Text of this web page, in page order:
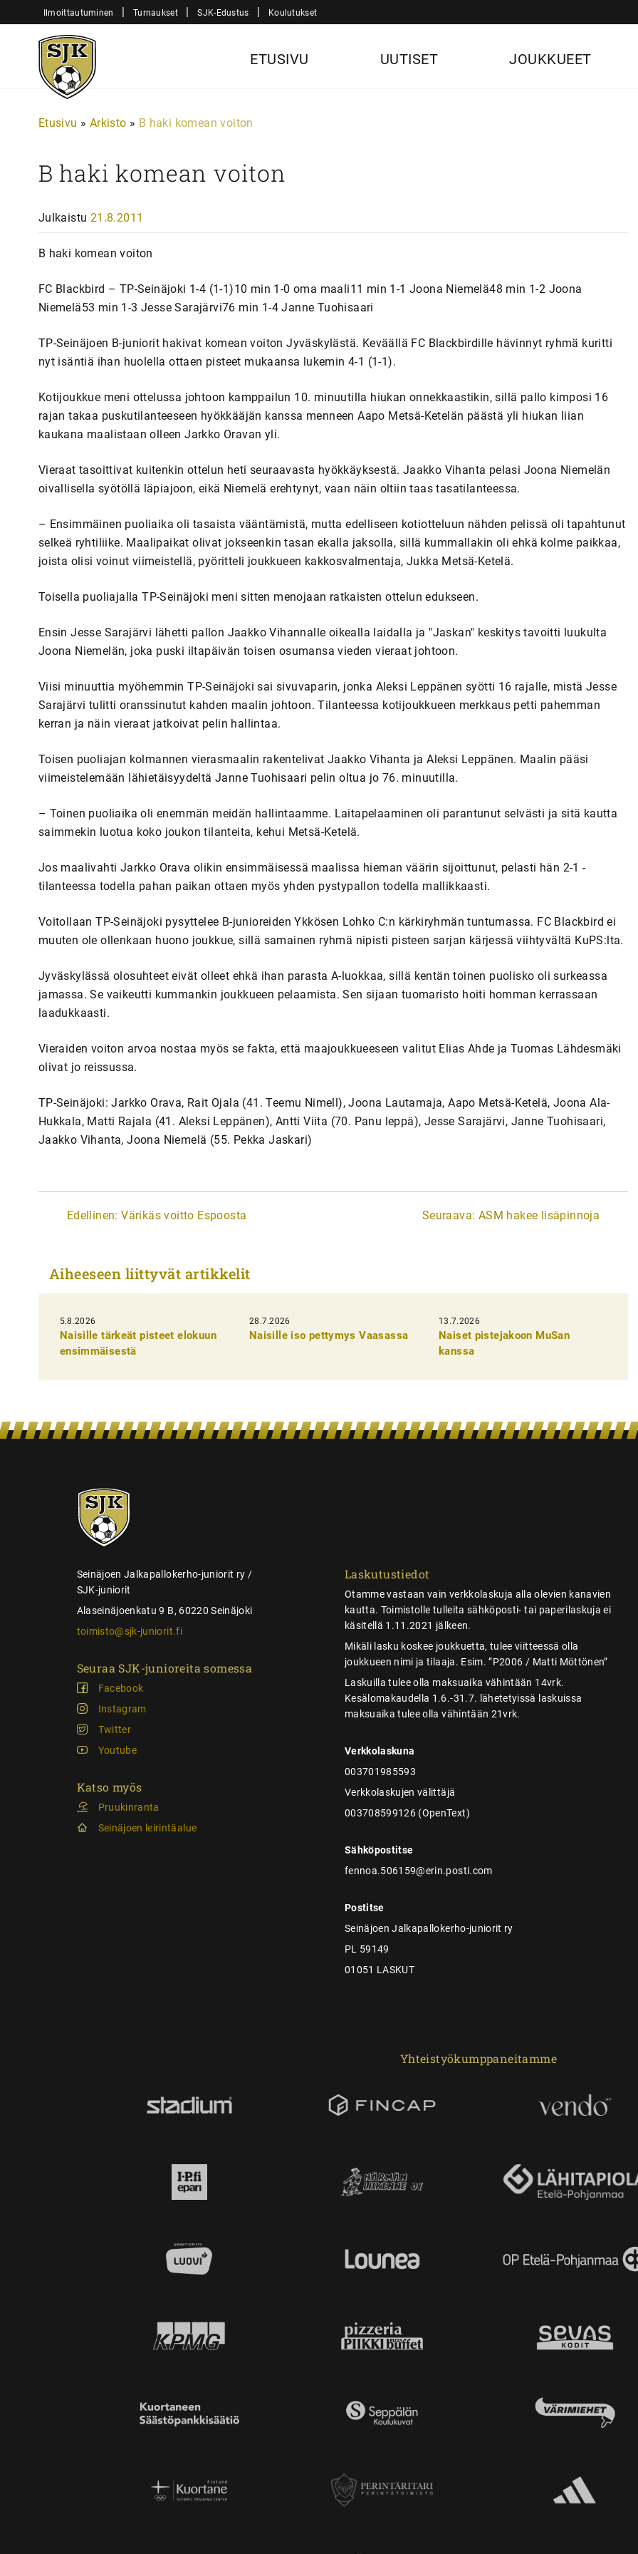
sisältöön
Ilmoittautuminen | Turnaukset | SJK-Edustus | Koulutukset
Sjk-
Juniorit
ETUSIVU UUTISET JOUKKUEET
Etusivu » Arkisto » B haki komean voiton
B haki komean voiton
Julkaistu 21.8.2011
B haki komean voiton
FC Blackbird – TP-Seinäjoki 1-4 (1-1)10 min 1-0 oma maali11 min 1-1 Joona Niemelä48 min 1-2 Joona
Niemelä53 min 1-3 Jesse Sarajärvi76 min 1-4 Janne Tuohisaari
TP-Seinäjoen B-juniorit hakivat komean voiton Jyväskylästä. Keväällä FC Blackbirdille hävinnyt ryhmä kuritti
nyt isäntiä ihan huolella ottaen pisteet mukaansa lukemin 4-1 (1-1).
Kotijoukkue meni ottelussa johtoon kamppailun 10. minuutilla hiukan onnekkaastikin, sillä pallo kimposi 16
rajan takaa puskutilanteeseen hyökkääjän kanssa menneen Aapo Metsä-Ketelän päästä yli hiukan liian
kaukana maalistaan olleen Jarkko Oravan yli.
Vieraat tasoittivat kuitenkin ottelun heti seuraavasta hyökkäyksestä. Jaakko Vihanta pelasi Joona Niemelän
oivallisella syötöllä läpiajoon, eikä Niemelä erehtynyt, vaan näin oltiin taas tasatilanteessa.
– Ensimmäinen puoliaika oli tasaista vääntämistä, mutta edelliseen kotiotteluun nähden pelissä oli tapahtunut
selkeä ryhtiliike. Maalipaikat olivat jokseenkin tasan ekalla jaksolla, sillä kummallakin oli ehkä kolme paikkaa,
joista olisi voinut viimeistellä, pyöritteli joukkueen kakkosvalmentaja, Jukka Metsä-Ketelä.
Toisella puoliajalla TP-Seinäjoki meni sitten menojaan ratkaisten ottelun edukseen.
Ensin Jesse Sarajärvi lähetti pallon Jaakko Vihannalle oikealla laidalla ja "Jaskan" keskitys tavoitti luukulta
Joona Niemelän, joka puski iltapäivän toisen osumansa vieden vieraat johtoon.
Viisi minuuttia myöhemmin TP-Seinäjoki sai sivuvaparin, jonka Aleksi Leppänen syötti 16 rajalle, mistä Jesse
Sarajärvi tulitti oranssinutut kahden maalin johtoon. Tilanteessa kotijoukkueen merkkaus petti pahemman
kerran ja näin vieraat jatkoivat pelin hallintaa.
Toisen puoliajan kolmannen vierasmaalin rakentelivat Jaakko Vihanta ja Aleksi Leppänen. Maalin pääsi
viimeistelemään lähietäisyydeltä Janne Tuohisaari pelin oltua jo 76. minuutilla.
– Toinen puoliaika oli enemmän meidän hallintaamme. Laitapelaaminen oli parantunut selvästi ja sitä kautta
saimmekin luotua koko joukon tilanteita, kehui Metsä-Ketelä.
Jos maalivahti Jarkko Orava olikin ensimmäisessä maalissa hieman väärin sijoittunut, pelasti hän 2-1 -
tilanteessa todella pahan paikan ottaen myös yhden pystypallon todella mallikkaasti.
Voitollaan TP-Seinäjoki pysyttelee B-junioreiden Ykkösen Lohko C:n kärkiryhmän tuntumassa. FC Blackbird ei
muuten ole ollenkaan huono joukkue, sillä samainen ryhmä nipisti pisteen sarjan kärjessä viihtyvältä KuPS:lta.
Jyväskylässä olosuhteet eivät olleet ehkä ihan parasta A-luokkaa, sillä kentän toinen puolisko oli surkeassa
jamassa. Se vaikeutti kummankin joukkueen pelaamista. Sen sijaan tuomaristo hoiti homman kerrassaan
laadukkaasti.
Vieraiden voiton arvoa nostaa myös se fakta, että maajoukkueeseen valitut Elias Ahde ja Tuomas Lähdesmäki
olivat jo reissussa.
TP-Seinäjoki: Jarkko Orava, Rait Ojala (41. Teemu Nimell), Joona Lautamaja, Aapo Metsä-Ketelä, Joona Ala-
Hukkala, Matti Rajala (41. Aleksi Leppänen), Antti Viita (70. Panu leppä), Jesse Sarajärvi, Janne Tuohisaari,
Jaakko Vihanta, Joona Niemelä (55. Pekka Jaskari)
A
i
k
e
n
Edellinen: Värikäs voitto Espoosta Seuraava: ASM hakee lisäpinnoja
Aiheeseen liittyvät artikkelit
5.8.2026
Naisille tärkeät pisteet elokuun
ensimmäisestä
28.7.2026
Naisille iso pettymys Vaasassa
13.7.2026
Naiset pistejakoon MuSan
kanssa
SJK-
juniorit
Seinäjoen Jalkapallokerho-juniorit ry /
SJK-juniorit
Alaseinäjoenkatu 9 B, 60220 Seinäjoki
toimisto@sjk-juniorit.fi
Seuraa SJK-junioreita somessa
Facebook
Instagram
Twitter
Youtube
Katso myös
Pruukinranta
Seinäjoen leirintäalue
Laskutustiedot
Otamme vastaan vain verkkolaskuja alla olevien kanavien
kautta. Toimistolle tulleita sähköposti- tai paperilaskuja ei
käsitellä 1.11.2021 jälkeen.
Mikäli lasku koskee joukkuetta, tulee viitteessä olla
joukkueen nimi ja tilaaja. Esim. ”P2006 / Matti Möttönen”
Laskuilla tulee olla maksuaika vähintään 14vrk.
Kesälomakaudella 1.6.-31.7. lähetetyissä laskuissa
maksuaika tulee olla vähintään 21vrk.
Verkkolaskuna
003701985593
Verkkolaskujen välittäjä
003708599126 (OpenText)
Sähköpostitse
fennoa.506159@erin.posti.com
Postitse
Seinäjoen Jalkapallokerho-juniorit ry
PL 59149
01051 LASKUT
Yhteistyökumppaneitamme